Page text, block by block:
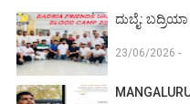
ದುಬೈ:
23/06/2026 -